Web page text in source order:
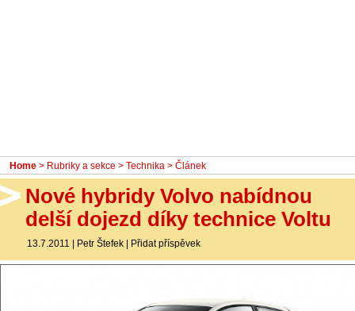
Home > Rubriky a sekce > Technika > Článek
Nové hybridy Volvo nabídnou
delší dojezd díky technice Voltu
13.7.2011 | Petr Štefek | Přidat příspěvek